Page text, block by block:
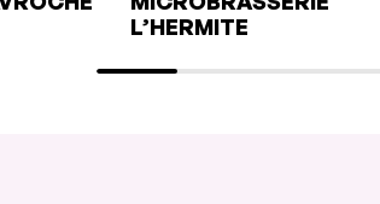
L’HERMITE